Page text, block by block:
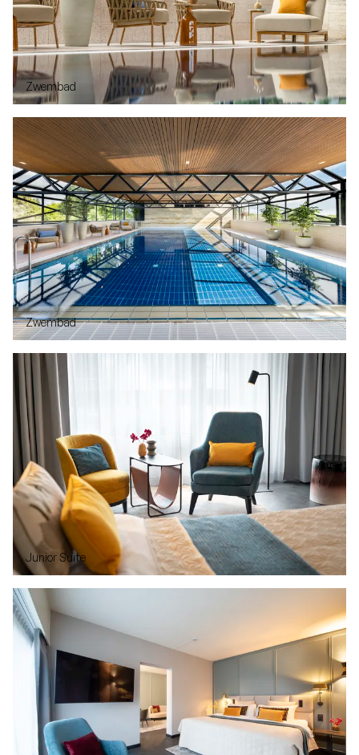
Zwembad
Zwembad
Junior Suite